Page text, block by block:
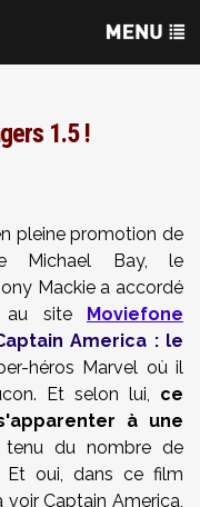
1.5 !
pleine promotion de
Michael Bay, le
Mackie a accordé
au site Moviefone
America : le
héros Marvel où il
Et selon lui, ce
à une
du nombre de
Et oui, dans ce film
Captain America,